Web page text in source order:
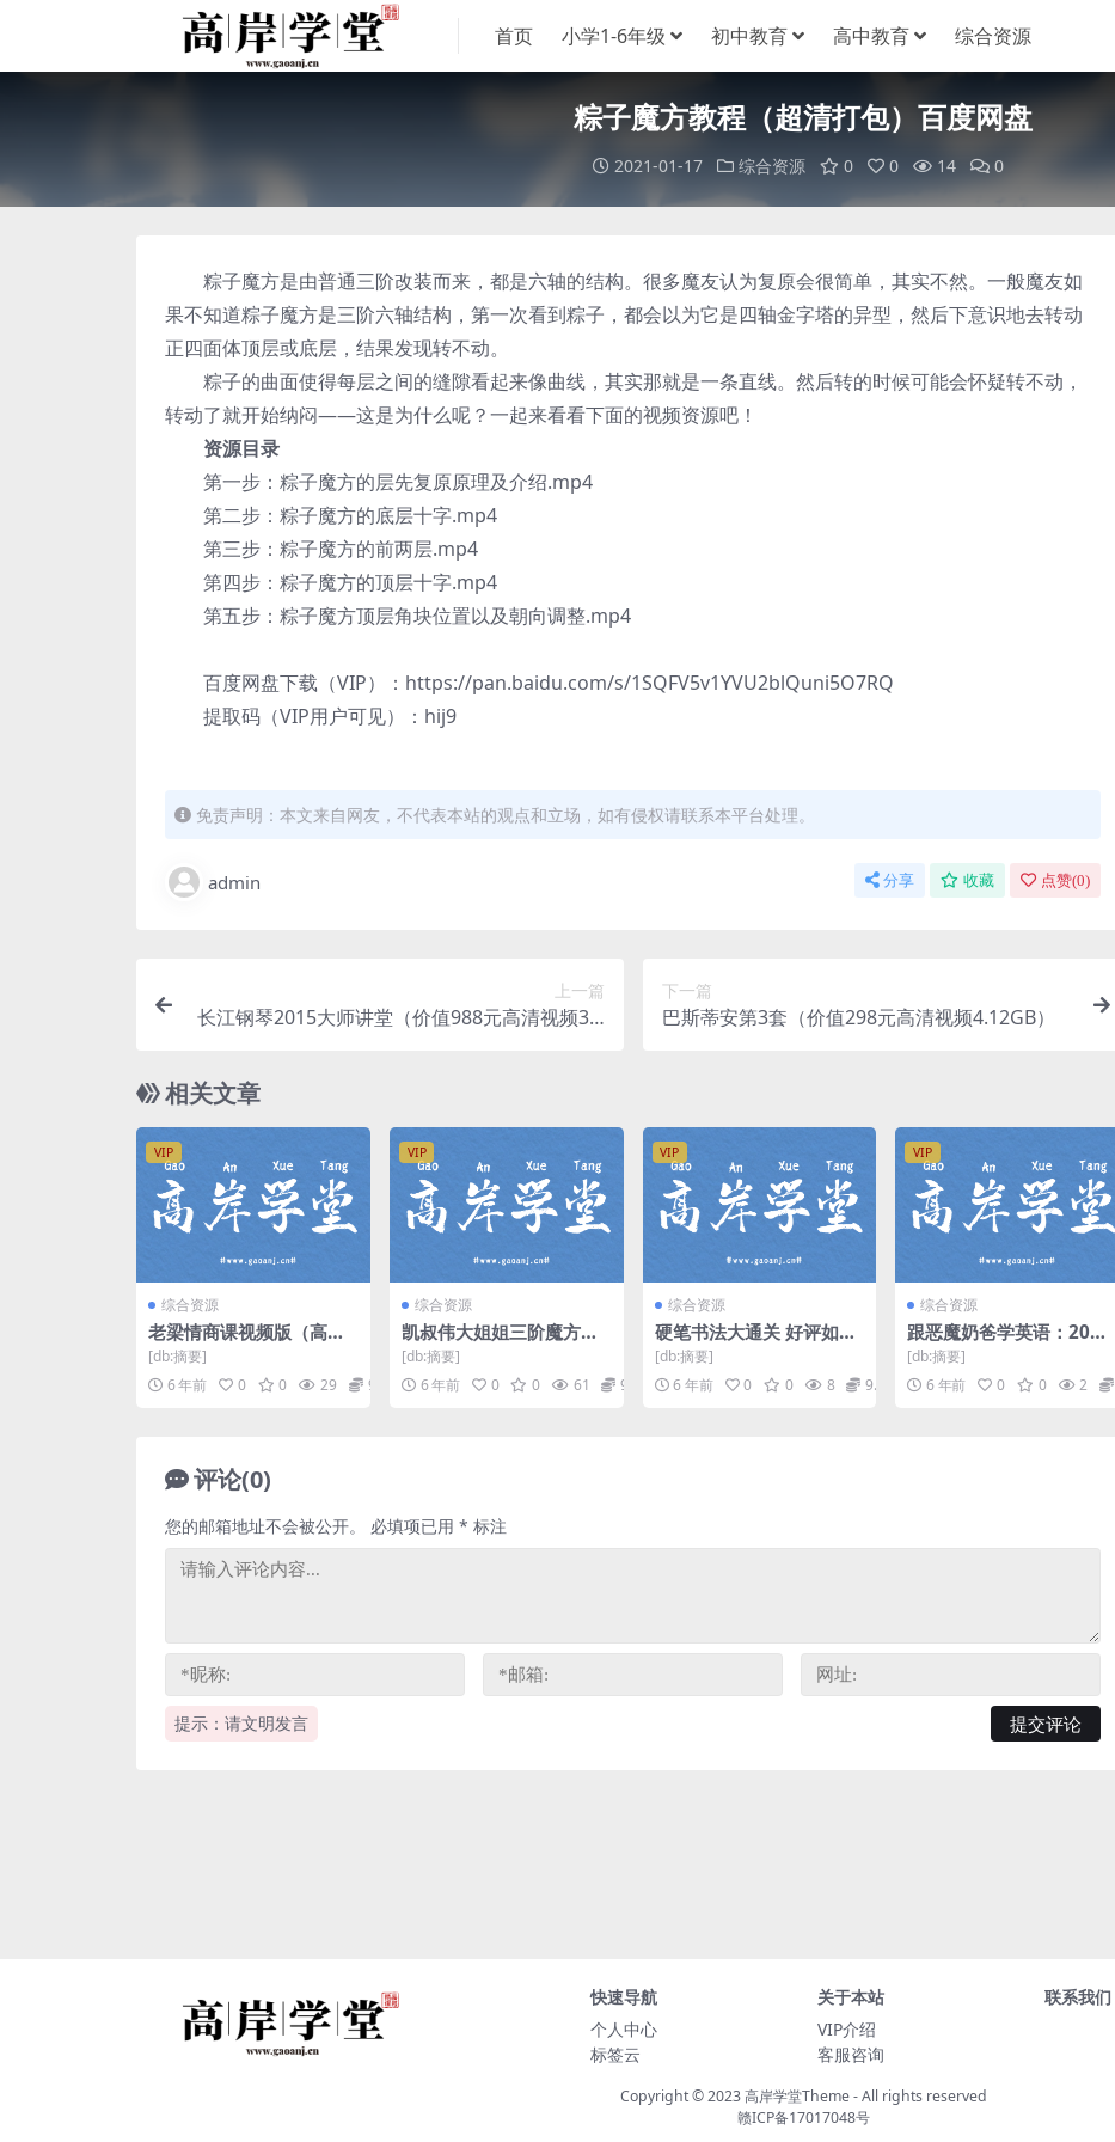
首页 小学1-6年级 初中教育 高中教育 综合资源
粽子魔方教程（超清打包）百度网盘
2021-01-17 综合资源 0 0 14 0
粽子魔方是由普通三阶改装而来，都是六轴的结构。很多魔友认为复原会很简单，其实不然。一般魔友如
果不知道粽子魔方是三阶六轴结构，第一次看到粽子，都会以为它是四轴金字塔的异型，然后下意识地去转动
正四面体顶层或底层，结果发现转不动。
粽子的曲面使得每层之间的缝隙看起来像曲线，其实那就是一条直线。然后转的时候可能会怀疑转不动，
转动了就开始纳闷——这是为什么呢？一起来看看下面的视频资源吧！
资源目录
第一步：粽子魔方的层先复原原理及介绍.mp4
第二步：粽子魔方的底层十字.mp4
第三步：粽子魔方的前两层.mp4
第四步：粽子魔方的顶层十字.mp4
第五步：粽子魔方顶层角块位置以及朝向调整.mp4
百度网盘下载（VIP）：https://pan.baidu.com/s/1SQFV5v1YVU2blQuni5O7RQ
提取码（VIP用户可见）：hij9
免责声明：本文来自网友，不代表本站的观点和立场，如有侵权请联系本平台处理。
admin 分享 收藏 点赞(0)
上一篇
长江钢琴2015大师讲堂（价值988元高清视频31.
下一篇
巴斯蒂安第3套（价值298元高清视频4.12GB）
相关文章
VIP
综合资源
老梁情商课视频版（高清
完结）（知乎）百度网盘
[db:摘要]
6 年前
0 0 29 9.9
VIP
综合资源
凯叔伟大姐姐三阶魔方提
速集训营（高清完结打
包）百度网盘
[db:摘要]
6 年前
0 0 61 9.9
VIP
综合资源
硬笔书法大通关 好评如潮
—秒变漂亮字(123节课程
入门进阶)超清视频 百度网
盘
[db:摘要]
6 年前
0 0 8 9.9
VIP
综合资源
跟恶魔奶爸学英语：20小
时快速掌握英语核心秘诀
(维库)（超清视频）百度网
盘
[db:摘要]
6 年前
0 0 2
评论(0)
提示：请文明发言
您的邮箱地址不会被公开。 必填项已用 * 标注
快速导航
个人中心
标签云
关于本站
VIP介绍
客服咨询
联系我们
Copyright © 2023高岸学堂Theme- All rights reserved
赣ICP备17017048号